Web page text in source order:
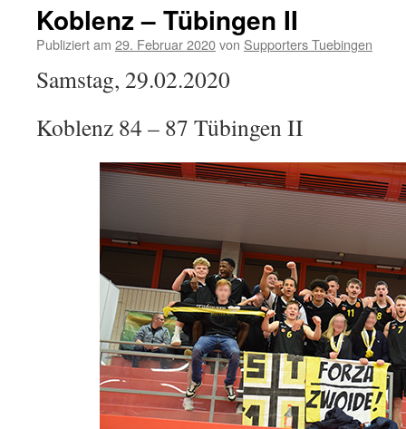
Koblenz – Tübingen II
Publiziert am 29. Februar 2020von Supporters Tuebingen
Samstag, 29.02.2020
Koblenz 84 – 87 Tübingen II